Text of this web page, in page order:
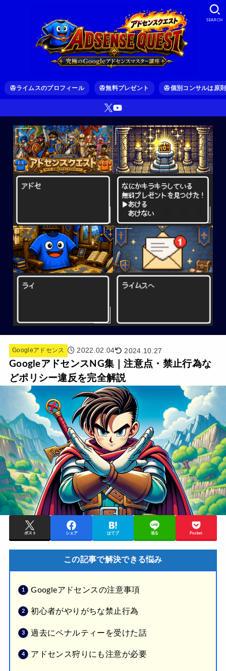
ライムスのプロフィール 無料プレゼント 個別コンサルは原
SEARCH
Googleアドセンス 2022.02.04 2024.10.27
GoogleアドセンスNG集｜注意点・禁止行為な
どポリシー違反を完全解説
ポスト シェア はてブ 送る Pocket
この記事で解決できる悩み
Googleアドセンスの注意事項
初心者がやりがちな禁止行為
過去にペナルティーを受けた話
アドセンス狩りにも注意が必要